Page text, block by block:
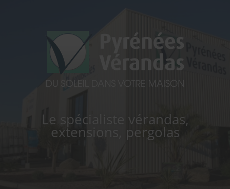
Le spécialiste vérandas,
extensions, pergolas